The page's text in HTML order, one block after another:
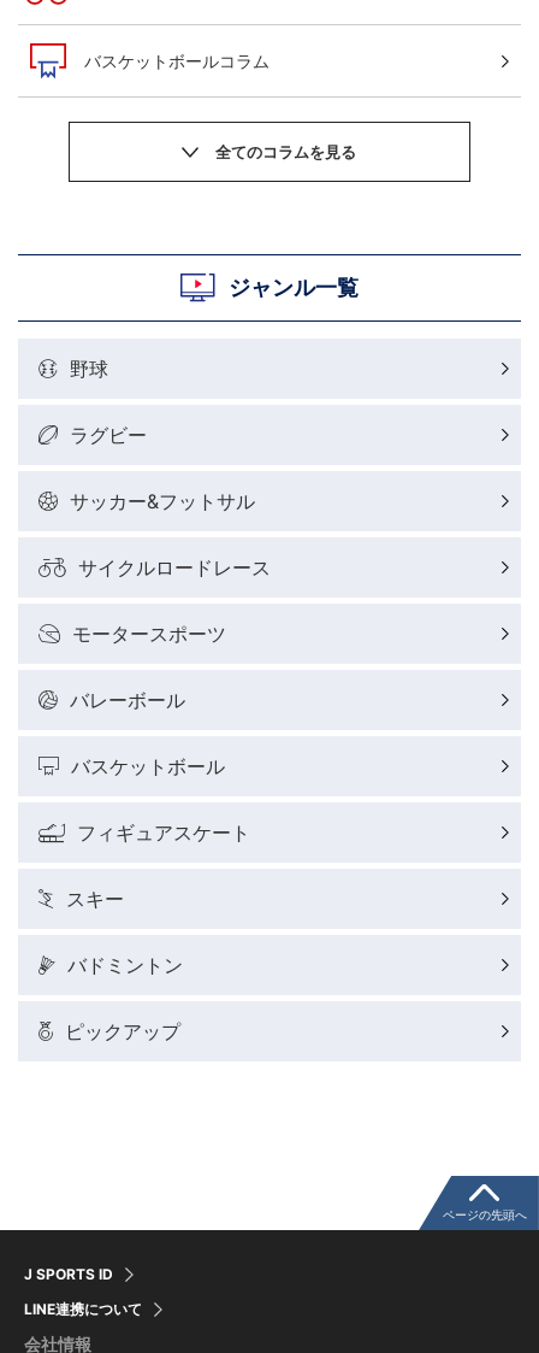
バスケットボールコラム
村上晃一ラグビーコラム
ラグビーレポート
野球好きコラム
サイクルロードレースレポート
フィギュアスケートレポート
バスケットボールレポート
ジャンル一覧
野球
ラグビー
サッカー&フットサル
サイクルロードレース
モータースポーツ
バレーボール
バスケットボール
フィギュアスケート
スキー
バドミントン
ピックアップ
J SPORTS ID
LINE連携について
会社情報
ページの先頭へ